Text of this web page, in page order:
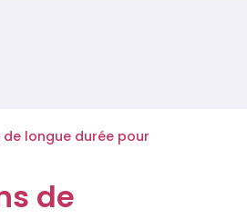
longue durée pour
de